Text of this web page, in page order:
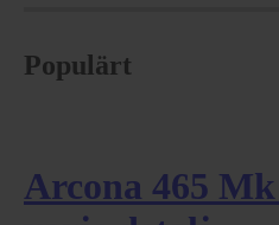
Populärt
Arcona 465